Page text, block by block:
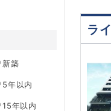
新築
5年以内
15年以内
ラ